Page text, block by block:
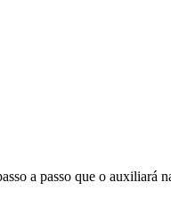
a passo que o auxiliará